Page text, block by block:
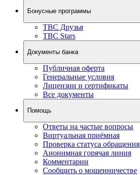
Бонусные программы
TBC Друзья
TBC Stars
Документы банка
Публичная оферта
Генеральные условия
Лицензии и сертификаты
Все документы
Помощь
Ответы на частые вопросы
Виртуальная приёмная
Проверка статуса обращения
Анонимная горячая линия
Комментарии
Сообщить о мошенничестве